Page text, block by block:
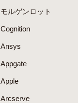
モルゲンロット
Cognition
Ansys
Appgate
Apple
Arcserve